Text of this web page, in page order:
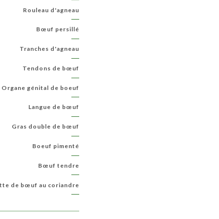
Rouleau d'agneau
Bœuf persillé
Tranches d'agneau
Tendons de bœuf
Organe génital de boeuf
Langue de bœuf
Gras double de bœuf
Boeuf pimenté
Bœuf tendre
de bœuf au coriandre